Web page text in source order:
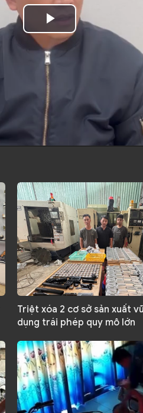
Play
Video
14:25
Triệt xóa 2 cơ sở sản xuất
dụng trái phép quy mô lớn